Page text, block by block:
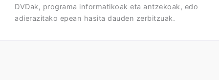
DVDak, programa informatikoak eta antzekoak, edo
adierazitako epean hasita dauden zerbitzuak.